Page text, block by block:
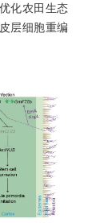
化农田生态
层细胞重编